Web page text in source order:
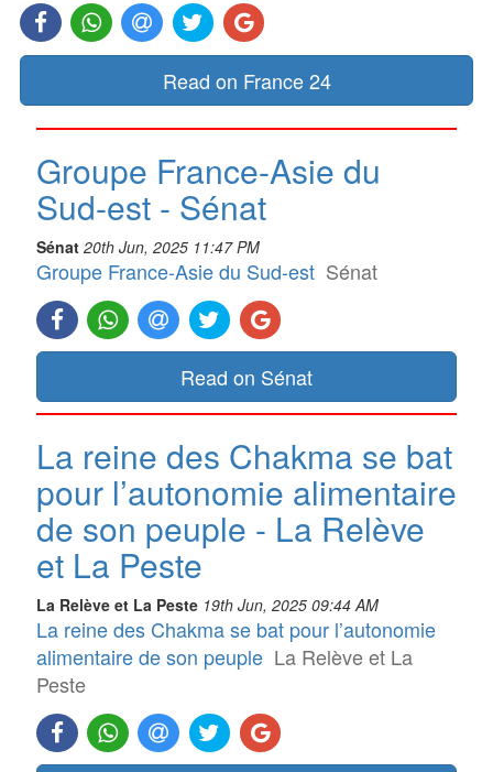
Read on France 24
Groupe France-Asie du
Sud-est - Sénat
Sénat 20th Jun, 2025 11:47 PM
Groupe France-Asie du Sud-est Sénat
Read on Sénat
La reine des Chakma se bat
pour l’autonomie alimentaire
de son peuple - La Relève
et La Peste
La Relève et La Peste 19th Jun, 2025 09:44 AM
La reine des Chakma se bat pour l’autonomie
alimentaire de son peuple La Relève et La
Peste